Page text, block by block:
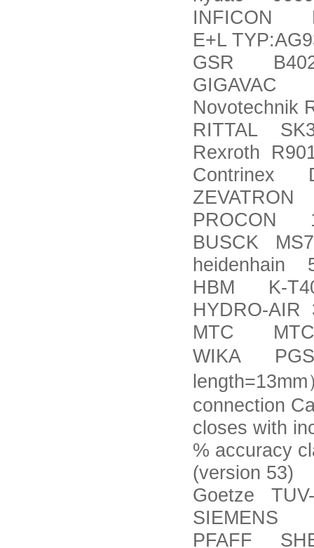
INFICON
E+L
GSR
GIGAVAC
Novotechnik
RITTAL
Rexroth
Contrinex
ZEVATRON
PROCON
BUSCK
heidenhain
HBM K-
HYDRO-AIR
MTC
WIKA
length=13mm
connection
closes with
% accuracy
(version 53)
Goetze TUV-
SIEMENS
PFAFF SHE